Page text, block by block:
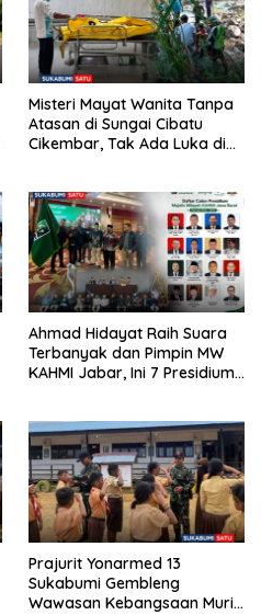
Misteri Mayat Wanita Tanpa
Atasan di Sungai Cibatu
Cikembar, Tak Ada Luka di
Ahmad Hidayat Raih Suara
Terbanyak dan Pimpin MW
KAHMI Jabar, Ini 7 Presidium
Prajurit Yonarmed 13
Sukabumi Gembleng
Wawasan Kebangsaan Murid